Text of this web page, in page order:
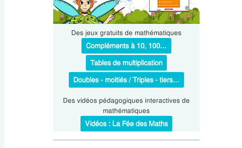
Des jeux gratuits de mathématiques
Compléments à 10, 100…
Tables de multiplication
Doubles - moitiés / Triples - tiers…
Des vidéos pédagogiques interactives de
mathématiques
Vidéos : La Fée des Maths